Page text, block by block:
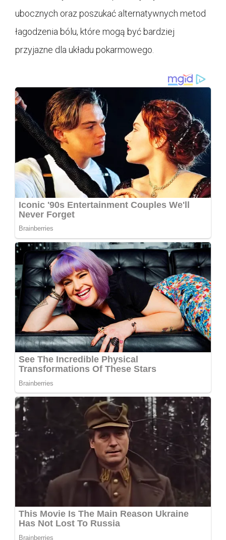
ubocznych oraz poszukać alternatywnych metod
łagodzenia bólu, które mogą być bardziej
przyjazne dla układu pokarmowego.